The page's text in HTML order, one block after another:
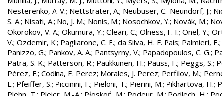
Nesterenko, A. V.; Nettsträter, A.; Neubüser, C.; Neundorf, J.;
S. A.; Nisati, A.; No, J. M.; Nonis, M.; Nosochkov, Y.; Novák, M.;
Okorokov, V. A.; Okumura, Y.; Oleari, C.; Olness, F. I.; Onel, Y.;
V.; Özdemir, K.; Pagliarone, C. E.; da Silva, H. F. Pais; Palmieri, E.;
Panizzo, G.; Pankov, A. A.; Pantsyrny, V.; Papadopoulos, C. G.;
Patra, S. K.; Patterson, R.; Paukkunen, H.; Pauss, F.; Peggs, S.;
Pérez, F.; Codina, E. Perez; Morales, J. Perez; Perfilov, M.;
L.; Pfeiffer, S.; Piccinini, F.; Pieloni, T.; Pierini, M.; Pikhartova, H.;
Plehn, T.; Pleier, M.-A.; Płoskoń, M.; Podeur, M.; Podlech, H.;